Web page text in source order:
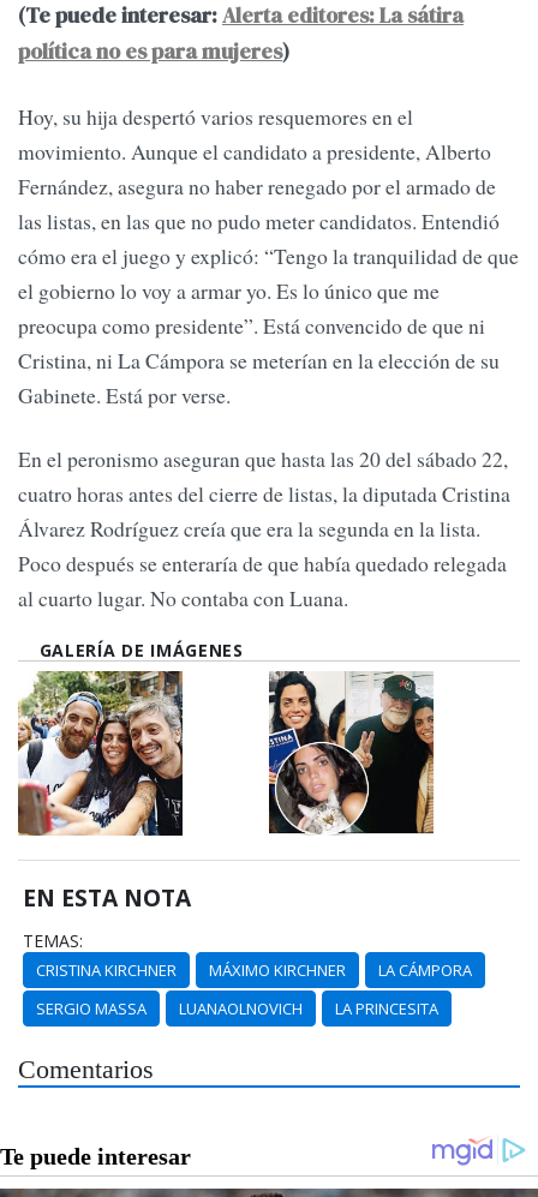
(Te puede interesar:Alerta editores: La sátira
política no es para mujeres)
Hoy, su hija despertó varios resquemores en el
movimiento. Aunque el candidato a presidente, Alberto
Fernández, asegura no haber renegado por el armado de
las listas, en las que no pudo meter candidatos. Entendió
cómo era el juego y explicó: “Tengo la tranquilidad de que
el gobierno lo voy a armar yo. Es lo único que me
preocupa como presidente”. Está convencido de que ni
Cristina, ni La Cámpora se meterían en la elección de su
Gabinete. Está por verse.
En el peronismo aseguran que hasta las 20 del sábado 22,
cuatro horas antes del cierre de listas, la diputada Cristina
Álvarez Rodríguez creía que era la segunda en la lista.
Poco después se enteraría de que había quedado relegada
al cuarto lugar. No contaba con Luana.
GALERÍA DE IMÁGENES
EN ESTA NOTA
TEMAS:
CRISTINA KIRCHNER MÁXIMO KIRCHNER
LA CÁMPORA
SERGIO MASSA
LUANAOLNOVICH LA PRINCESITA
Comentarios